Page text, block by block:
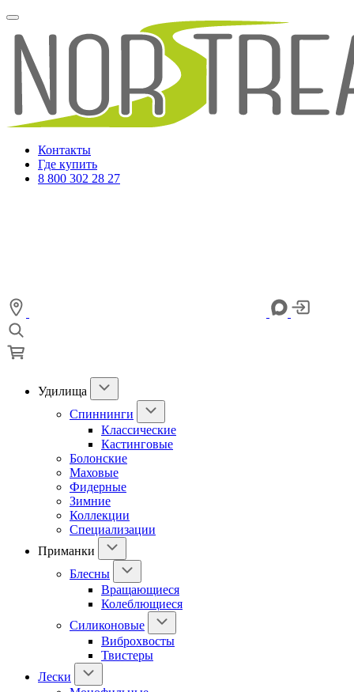
Контакты
Где купить
8 800 302 28 27
Удилища
Спиннинги
Классические
Кастинговые
Болонские
Маховые
Фидерные
Зимние
Коллекции
Специализации
Приманки
Блесны
Вращающиеся
Колеблющиеся
Силиконовые
Виброхвосты
Твистеры
Лески